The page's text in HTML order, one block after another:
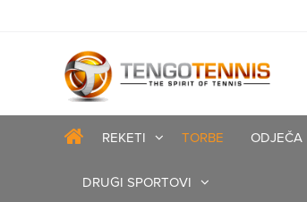
REKETI TORBE ODJEČA
DRUGI SPORTOVI